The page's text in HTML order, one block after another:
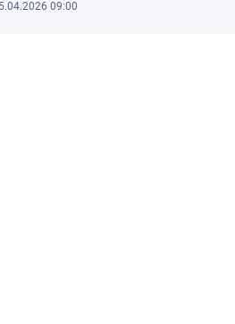
09:00